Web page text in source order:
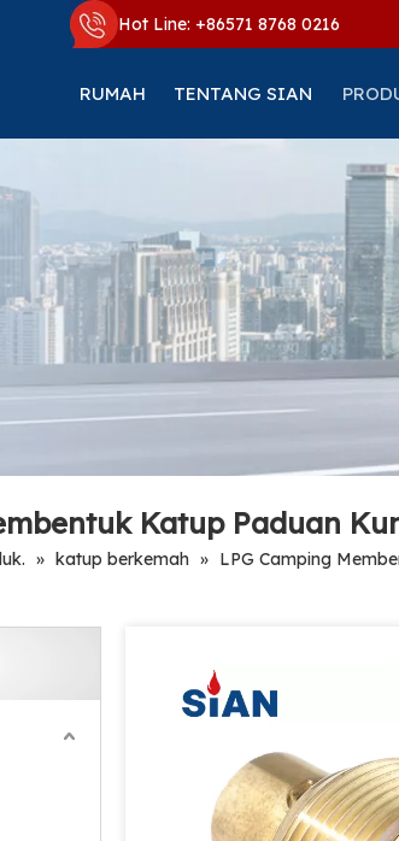
Hot Line: +86571 8768 0216
RUMAH TENTANG SIAN
Katup Paduan
» katup berkemah » LPG Camping